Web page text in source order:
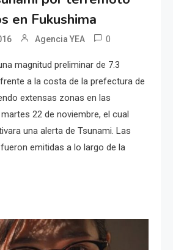
en Fukushima
Agencia YEA 0
magnitud preliminar de 7.3
a la costa de la prefectura de
extensas zonas en las
22 de noviembre, el cual
una alerta de Tsunami. Las
emitidas a lo largo de la